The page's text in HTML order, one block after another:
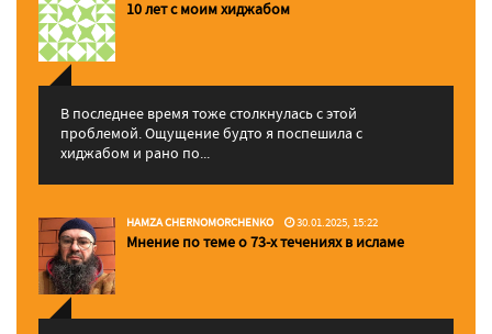
10 лет с моим хиджабом
В последнее время тоже столкнулась с этой
проблемой. Ощущение будто я поспешила с
хиджабом и рано по...
HAMZA CHERNOMORCHENKO 30.01.2025, 15:22
Мнение по теме о 73-х течениях в исламе